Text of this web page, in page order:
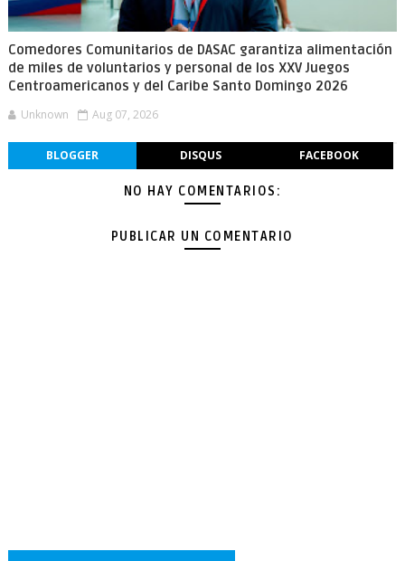
Comedores Comunitarios de DASAC garantiza alimentación
de miles de voluntarios y personal de los XXV Juegos
Centroamericanos y del Caribe Santo Domingo 2026
Unknown Aug 07, 2026
BLOGGER DISQUS FACEBOOK
NO HAY COMENTARIOS:
PUBLICAR UN COMENTARIO